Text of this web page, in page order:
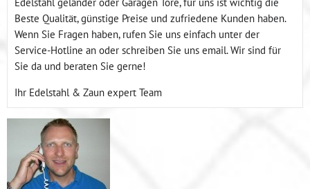
Beste Qualität, günstige Preise und zufriedene Kunden haben.
Wenn Sie Fragen haben, rufen Sie uns einfach unter der
Service-Hotline an oder schreiben Sie uns email. Wir sind für
Sie da und beraten Sie gerne!
Ihr Edelstahl & Zaun expert Team